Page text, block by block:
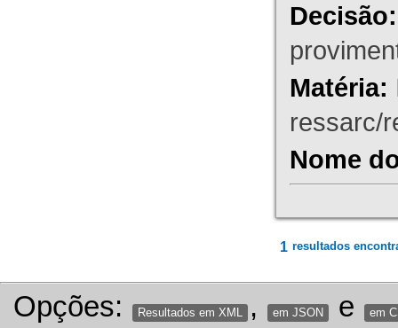
Decisão:
Matéria:
ressarc/
Nome
1 resultados
Opções: Resultados em XML , em JSON e em